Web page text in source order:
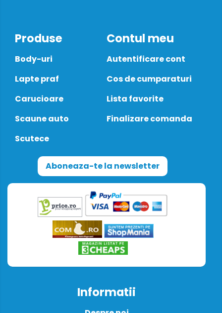
Produse
Body-uri
Lapte praf
Carucioare
Scaune auto
Scutece
Contul meu
Autentificare cont
Cos de cumparaturi
Lista favorite
Finalizare comanda
Aboneaza-te la newsletter
Informatii